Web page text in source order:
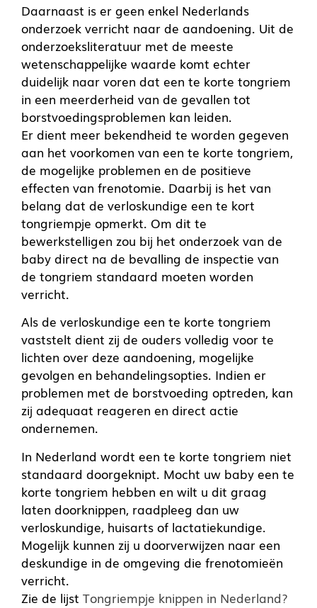
Daarnaast is er geen enkel Nederlands
onderzoek verricht naar de aandoening. Uit de
onderzoeksliteratuur met de meeste
wetenschappelijke waarde komt echter
duidelijk naar voren dat een te korte tongriem
in een meerderheid van de gevallen tot
borstvoedingsproblemen kan leiden.
Er dient meer bekendheid te worden gegeven
aan het voorkomen van een te korte tongriem,
de mogelijke problemen en de positieve
effecten van frenotomie. Daarbij is het van
belang dat de verloskundige een te kort
tongriempje opmerkt. Om dit te
bewerkstelligen zou bij het onderzoek van de
baby direct na de bevalling de inspectie van
de tongriem standaard moeten worden
verricht.
Als de verloskundige een te korte tongriem
vaststelt dient zij de ouders volledig voor te
lichten over deze aandoening, mogelijke
gevolgen en behandelingsopties. Indien er
problemen met de borstvoeding optreden, kan
zij adequaat reageren en direct actie
ondernemen.
In Nederland wordt een te korte tongriem niet
standaard doorgeknipt. Mocht uw baby een te
korte tongriem hebben en wilt u dit graag
laten doorknippen, raadpleeg dan uw
verloskundige, huisarts of lactatiekundige.
Mogelijk kunnen zij u doorverwijzen naar een
deskundige in de omgeving die frenotomieën
verricht.
Zie de lijst Tongriempje knippen in Nederland?